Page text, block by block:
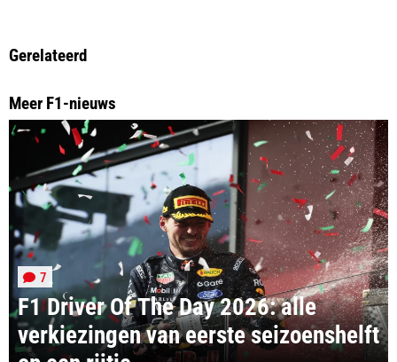
Gerelateerd
Meer F1-nieuws
F1 Driver Of The Day 2026: alle
verkiezingen van eerste seizoenshelft
7